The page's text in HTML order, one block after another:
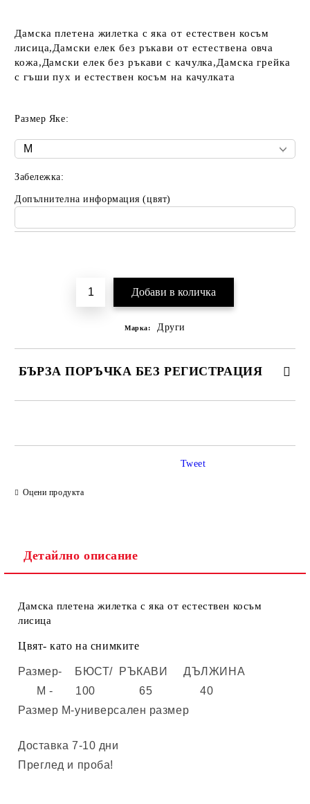
Дамска плетена жилетка с яка от естествен косъм
лисица,Дамски елек без ръкави от естествена овча
кожа,Дамски елек без ръкави с качулка,Дамска грейка
с гъши пух и естествен косъм на качулката
Размер Яке:
Забележка:
Допълнителна информация (цвят)
Марка: Други
БЪРЗА ПОРЪЧКА БЕЗ РЕГИСТРАЦИЯ
Оцени продукта
Tweet
Детайлно описание
Дамска плетена жилетка с яка от естествен косъм
лисица
Цвят- като на снимките
Размер- БЮСТ/ РЪКАВИ ДЪЛЖИНА
M - 100 65 40
Размер М-универсален размер
Доставка 7-10 дни
Преглед и проба!